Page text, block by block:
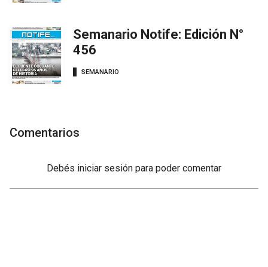
Semanario Notife: Edición N°
456
SEMANARIO
Comentarios
Debés iniciar sesión para poder comentar